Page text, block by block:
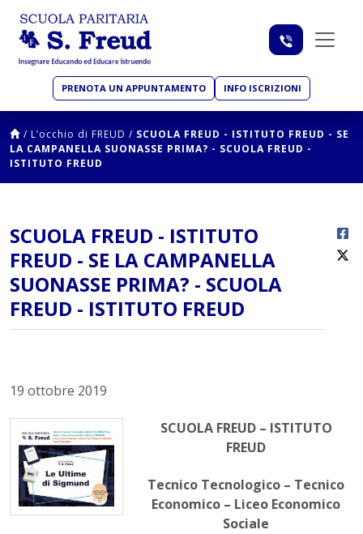
PRENOTA UN APPUNTAMENTO INFO ISCRIZIONI
/ L’occhio di FREUD / SCUOLA FREUD - ISTITUTO FREUD - SE
LA CAMPANELLA SUONASSE PRIMA? - SCUOLA FREUD -
ISTITUTO FREUD
SCUOLA FREUD - ISTITUTO
FREUD - SE LA CAMPANELLA
SUONASSE PRIMA? - SCUOLA
FREUD - ISTITUTO FREUD
19 ottobre 2019
SCUOLA FREUD – ISTITUTO
FREUD
Tecnico Tecnologico – Tecnico
Economico – Liceo Economico
Sociale